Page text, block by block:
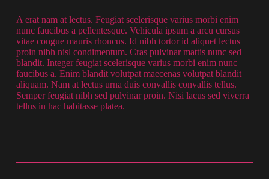
A erat nam at lectus. Feugiat scelerisque varius morbi enim
nunc faucibus a pellentesque. Vehicula ipsum a arcu cursus
vitae congue mauris rhoncus. Id nibh tortor id aliquet lectus
proin nibh nisl condimentum. Cras pulvinar mattis nunc sed
blandit. Integer feugiat scelerisque varius morbi enim nunc
faucibus a. Enim blandit volutpat maecenas volutpat blandit
aliquam. Nam at lectus urna duis convallis convallis tellus.
Semper feugiat nibh sed pulvinar proin. Nisi lacus sed viverra
tellus in hac habitasse platea.